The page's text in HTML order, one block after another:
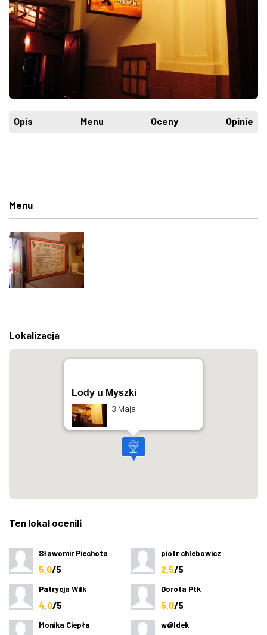
Opis Menu Oceny Opinie
Menu
Lokalizacja
Lody u Myszki
3 Maja
Ten lokal ocenili
Sławomir Piechota
5,0/5
piotr chlebowicz
2,5/5
Patrycja Wilk
4,0/5
Dorota Ptk
5,0/5
Monika Ciepła w@ldek